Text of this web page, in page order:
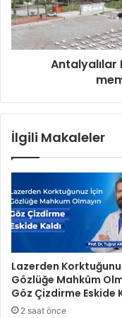
e
r
b
e
y
a
l
ı
a
r
P
j
Antalyalılar
İlgili Makaleler
Lazerden
Gözlüğe Mahkûm
Göz Çizdirme Eskide
2 saat önce